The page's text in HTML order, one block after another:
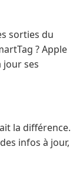
sorties du
? Apple
jour ses
la différence.
infos à jour,